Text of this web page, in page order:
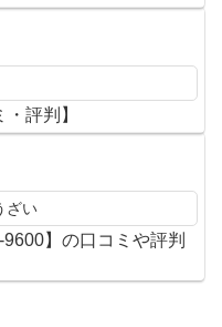
評判】
ざい
】の口コミや評判